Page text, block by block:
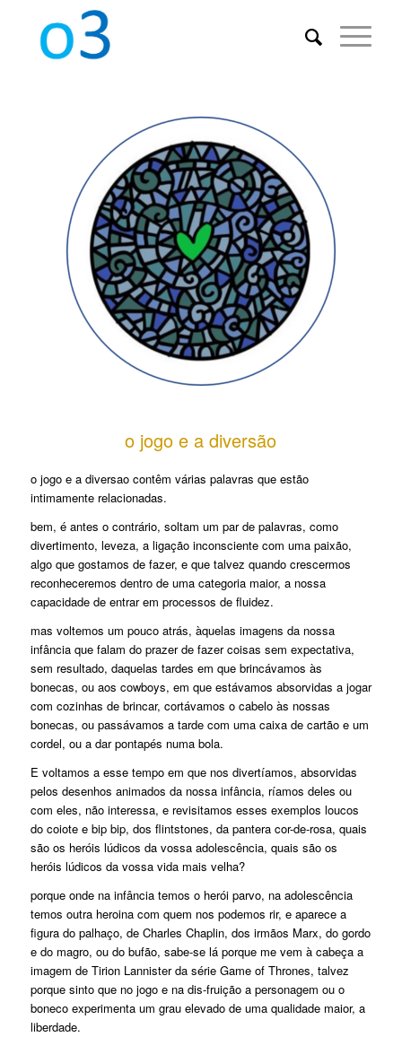
o jogo e a diversão
o jogo e a diversao contêm várias palavras que estão
intimamente relacionadas.
bem, é antes o contrário, soltam um par de palavras, como
divertimento, leveza, a ligação inconsciente com uma paixão,
algo que gostamos de fazer, e que talvez quando crescermos
reconheceremos dentro de uma categoria maior, a nossa
capacidade de entrar em processos de fluidez.
mas voltemos um pouco atrás, àquelas imagens da nossa
infância que falam do prazer de fazer coisas sem expectativa,
sem resultado, daquelas tardes em que brincávamos às
bonecas, ou aos cowboys, em que estávamos absorvidas a jogar
com cozinhas de brincar, cortávamos o cabelo às nossas
bonecas, ou passávamos a tarde com uma caixa de cartão e um
cordel, ou a dar pontapés numa bola.
E voltamos a esse tempo em que nos divertíamos, absorvidas
pelos desenhos animados da nossa infância, ríamos deles ou
com eles, não interessa, e revisitamos esses exemplos loucos
do coiote e bip bip, dos flintstones, da pantera cor-de-rosa, quais
são os heróis lúdicos da vossa adolescência, quais são os
heróis lúdicos da vossa vida mais velha?
porque onde na infância temos o herói parvo, na adolescência
temos outra heroina com quem nos podemos rir, e aparece a
figura do palhaço, de Charles Chaplin, dos irmãos Marx, do gordo
e do magro, ou do bufão, sabe-se lá porque me vem à cabeça a
imagem de Tirion Lannister da série Game of Thrones, talvez
porque sinto que no jogo e na dis-fruição a personagem ou o
boneco experimenta um grau elevado de uma qualidade maior, a
liberdade.